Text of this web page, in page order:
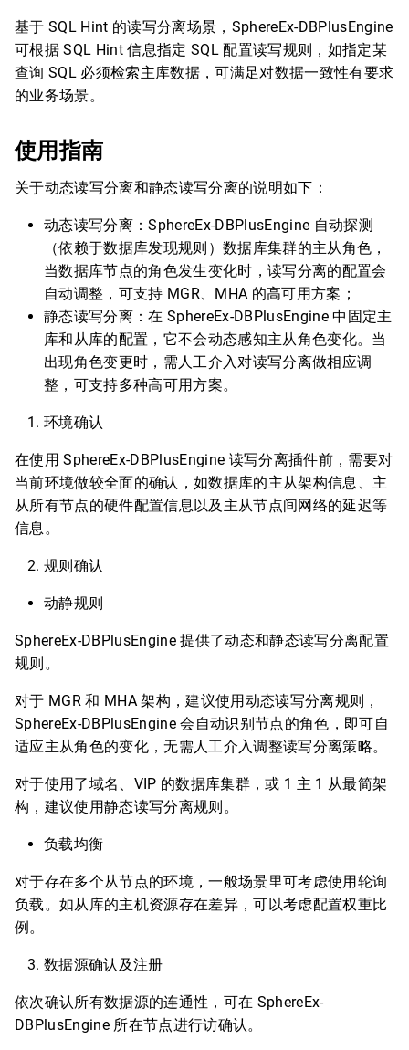
基于 SQL Hint 的读写分离场景，SphereEx-DBPlusEngine
可根据 SQL Hint 信息指定 SQL 配置读写规则，如指定某
查询 SQL 必须检索主库数据，可满足对数据一致性有要求
的业务场景。
使用指南
关于动态读写分离和静态读写分离的说明如下：
动态读写分离：SphereEx-DBPlusEngine 自动探测
（依赖于数据库发现规则）数据库集群的主从角色，
当数据库节点的角色发生变化时，读写分离的配置会
自动调整，可支持 MGR、MHA 的高可用方案；
静态读写分离：在 SphereEx-DBPlusEngine 中固定主
库和从库的配置，它不会动态感知主从角色变化。当
出现角色变更时，需人工介入对读写分离做相应调
整，可支持多种高可用方案。
环境确认
在使用 SphereEx-DBPlusEngine 读写分离插件前，需要对
当前环境做较全面的确认，如数据库的主从架构信息、主
从所有节点的硬件配置信息以及主从节点间网络的延迟等
信息。
规则确认
动静规则
SphereEx-DBPlusEngine 提供了动态和静态读写分离配置
规则。
对于 MGR 和 MHA 架构，建议使用动态读写分离规则，
SphereEx-DBPlusEngine 会自动识别节点的角色，即可自
适应主从角色的变化，无需人工介入调整读写分离策略。
对于使用了域名、VIP 的数据库集群，或 1 主 1 从最简架
构，建议使用静态读写分离规则。
负载均衡
对于存在多个从节点的环境，一般场景里可考虑使用轮询
负载。如从库的主机资源存在差异，可以考虑配置权重比
例。
数据源确认及注册
依次确认所有数据源的连通性，可在 SphereEx-
DBPlusEngine 所在节点进行访确认。